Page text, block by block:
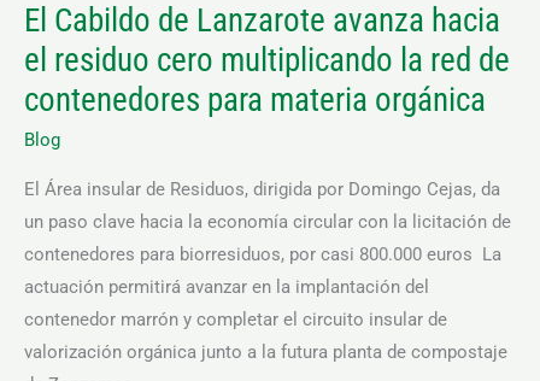
El Cabildo de Lanzarote avanza hacia
el residuo cero multiplicando la red de
contenedores para materia orgánica
Blog
El Área insular de Residuos, dirigida por Domingo Cejas, da
un paso clave hacia la economía circular con la licitación de
contenedores para biorresiduos, por casi 800.000 euros La
actuación permitirá avanzar en la implantación del
contenedor marrón y completar el circuito insular de
valorización orgánica junto a la futura planta de compostaje
red
de
contenedores
para
materia
orgánica